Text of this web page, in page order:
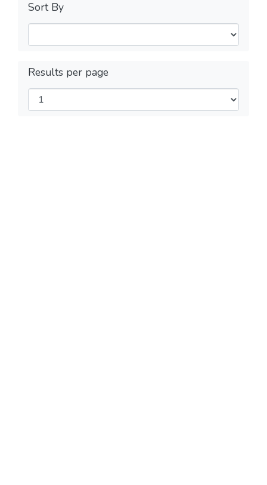
Sort By
Results per page